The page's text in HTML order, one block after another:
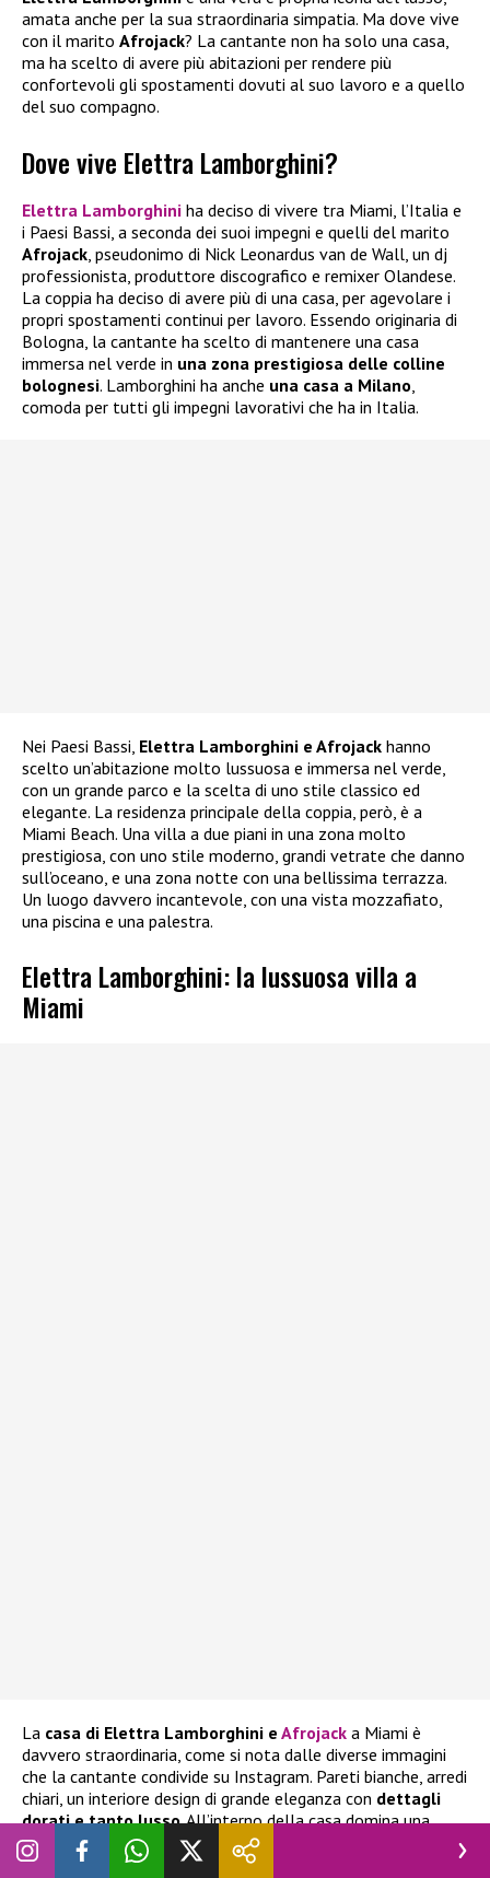
amata anche per la sua straordinaria simpatia. Ma dove vive
con il marito Afrojack? La cantante non ha solo una casa,
ma ha scelto di avere più abitazioni per rendere più
confortevoli gli spostamenti dovuti al suo lavoro e a quello
del suo compagno.
Dove vive Elettra Lamborghini?
Elettra Lamborghini ha deciso di vivere tra Miami, l’Italia e
i Paesi Bassi, a seconda dei suoi impegni e quelli del marito
Afrojack , pseudonimo di Nick Leonardus van de Wall, un dj
professionista, produttore discografico e remixer Olandese.
La coppia ha deciso di avere più di una casa, per agevolare i
propri spostamenti continui per lavoro. Essendo originaria di
Bologna, la cantante ha scelto di mantenere una casa
immersa nel verde in una zona prestigiosa delle colline
bolognesi. Lamborghini ha anche una casa a Milano
comoda per tutti gli impegni lavorativi che ha in Italia.
Nei Paesi Bassi, Elettra Lamborghini e Afrojack hanno
scelto un’abitazione molto lussuosa e immersa nel verde,
con un grande parco e la scelta di uno stile classico ed
elegante. La residenza principale della coppia, però, è a
Miami Beach. Una villa a due piani in una zona molto
prestigiosa, con uno stile moderno, grandi vetrate che danno
sull’oceano, e una zona notte con una bellissima terrazza.
Un luogo davvero incantevole, con una vista mozzafiato,
una piscina e una palestra.
Elettra Lamborghini: la lussuosa villa a
Miami
La casa di Elettra Lamborghini e Afrojack a Miami è
davvero straordinaria, come si nota dalle diverse immagini
che la cantante condivide su Instagram. Pareti bianche, arredi
chiari, un interiore design di grande eleganza con dettagli
dorati e tanto lusso. All’interno della casa domina una
scala monumentale che toglie il fiato e porta dalla zona
giorno situata al piano terra alla zona notte al primo piano.